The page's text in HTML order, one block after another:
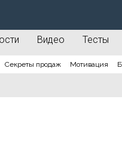
Видео Тесты
Секреты продаж Мотивация